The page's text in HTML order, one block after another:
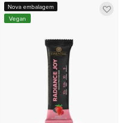
Nova embalagem
Vegan